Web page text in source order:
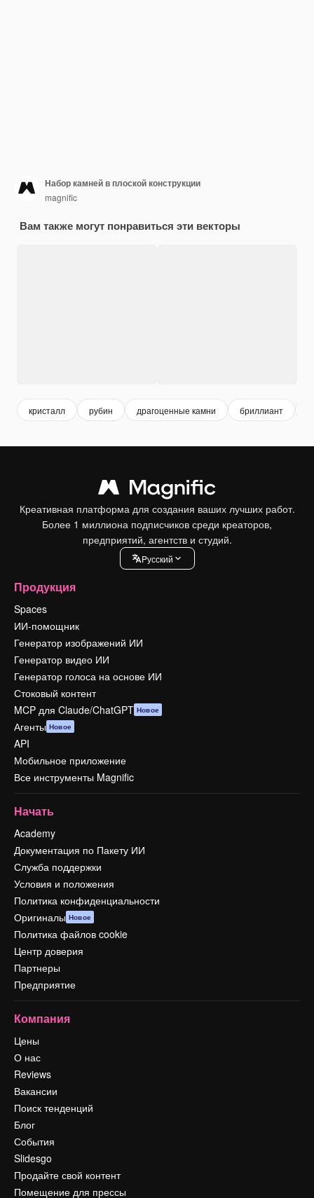
Набор камней в плоской конструкции
magnific
Вам также могут понравиться эти векторы
кристалл рубин драгоценные камни бриллиант
Креативная платформа для создания ваших лучших работ.
Более 1 миллиона подписчиков среди креаторов,
предприятий, агентств и студий.
Pусский
Продукция
Spaces
ИИ-помощник
Генератор изображений ИИ
Генератор видео ИИ
Генератор голоса на основе ИИ
Стоковый контент
MCP для Claude/ChatGPT Новое
Агенты Новое
API
Мобильное приложение
Все инструменты Magnific
Начать
Academy
Документация по Пакету ИИ
Служба поддержки
Условия и положения
Политика конфиденциальности
Оригиналы Новое
Политика файлов cookie
Центр доверия
Партнеры
Предприятие
Компания
Цены
О нас
Reviews
Вакансии
Поиск тенденций
Блог
События
Slidesgo
Продайте свой контент
Помещение для прессы